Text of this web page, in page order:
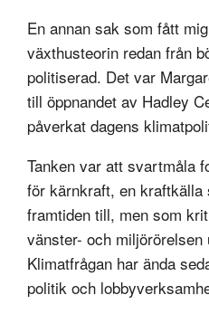
En annan sak som fått
växthusteorin redan från
politiserad. Det var
till öppnandet av Hadley
påverkat dagens
Tanken var att svartmåla
för kärnkraft, en kraftkälla
framtiden till, men som
vänster- och miljörörelsen
Klimatfrågan har ända
politik och